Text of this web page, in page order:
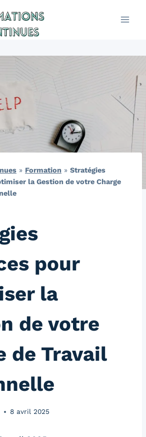
» Formation » Stratégies
la Gestion de votre Charge
pour
la
de votre
de Travail
8 avril 2025